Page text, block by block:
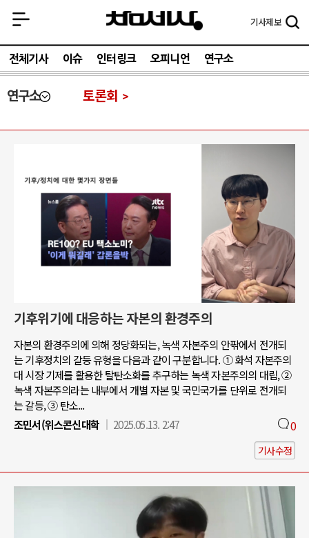
기사제보
전체기사 이슈 인터링크 오피니언 연구소
연구소 토론회
기후위기에 대응하는 자본의 환경주의
자본의 환경주의에 의해 정당화되는, 녹색 자본주의 안팎에서 전개되
는 기후정치의 갈등 유형을 다음과 같이 구분합니다. ① 화석 자본주의
대 시장 기제를 활용한 탈탄소화를 추구하는 녹색 자본주의의 대립, ②
녹색 자본주의라는 내부에서 개별 자본 및 국민국가를 단위로 전개되
는 갈등, ③ 탄소...
조민서(위스콘신대학
2025.05.13. 2:47 0
기사수정